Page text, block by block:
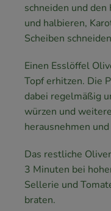
schneiden und den
und halbieren,
Scheiben
Einen Esslöffel
Topf erhitzen. Die
dabei regelmäßig
würzen und
herausnehmen
Das restliche
3 Minuten bei
Sellerie und
braten.